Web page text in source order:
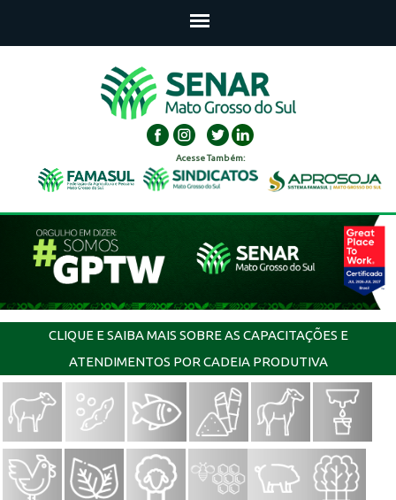
Acesse Também:
CLIQUE E SAIBA MAIS SOBRE AS CAPACITAÇÕES E
ATENDIMENTOS POR CADEIA PRODUTIVA